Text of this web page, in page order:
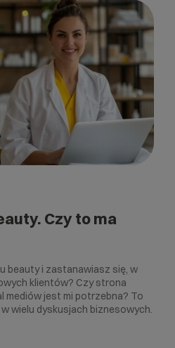
Czy to ma
beauty i zastanawiasz się, w
klientów? Czy strona
mediów jest mi potrzebna? To
wielu dyskusjach biznesowych.